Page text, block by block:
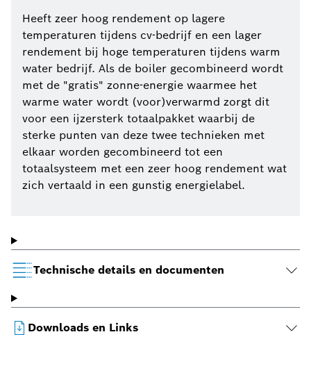
Heeft zeer hoog rendement op lagere
temperaturen tijdens cv-bedrijf en een lager
rendement bij hoge temperaturen tijdens warm
water bedrijf. Als de boiler gecombineerd wordt
met de "gratis" zonne-energie waarmee het
warme water wordt (voor)verwarmd zorgt dit
voor een ijzersterk totaalpakket waarbij de
sterke punten van deze twee technieken met
elkaar worden gecombineerd tot een
totaalsysteem met een zeer hoog rendement wat
zich vertaald in een gunstig energielabel.
Technische details en documenten
Downloads en Links